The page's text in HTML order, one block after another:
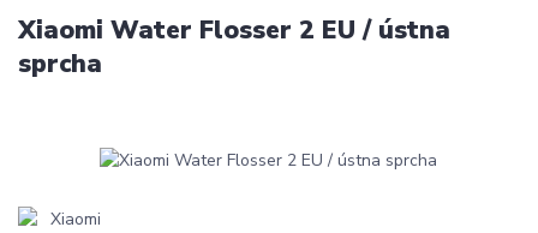
Xiaomi Water Flosser 2 EU / ústna
sprcha